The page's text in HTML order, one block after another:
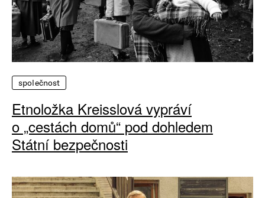
společnost
Etnoložka Kreisslová vypráví
o „cestách domů“ pod dohledem
Státní bezpečnosti